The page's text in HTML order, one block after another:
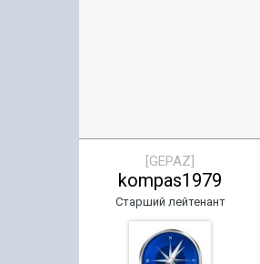
[GEPAZ]
kompas1979
Старший лейтенант